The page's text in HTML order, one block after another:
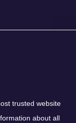
trusted website
about all